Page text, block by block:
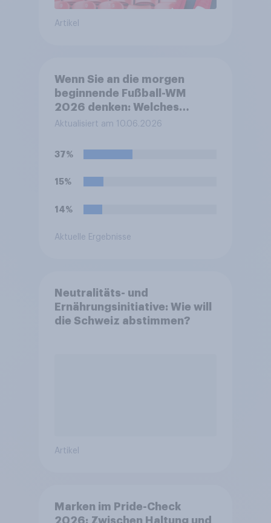
Artikel
Wenn Sie an die morgen
beginnende Fußball-WM
2026 denken: Welches
Gefühl beschreibt Ihre
derzeit am besten?
Aktualisiert am 10.06.2026
37%
15%
14%
Aktuelle Ergebnisse
Neutralitäts- und
Ernährungsinitiative: Wie will
die Schweiz abstimmen?
Artikel
Marken im Pride-Check
2026: Zwischen Haltung und